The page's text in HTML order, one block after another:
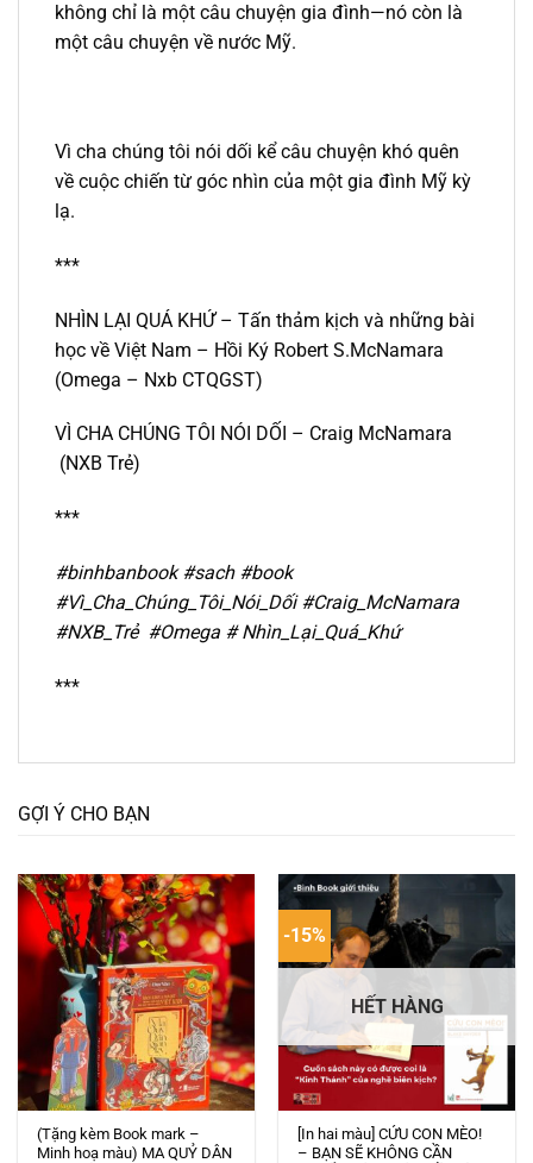
không chỉ là một câu chuyện gia đình—nó còn là
một câu chuyện về nước Mỹ.
Vì cha chúng tôi nói dối kể câu chuyện khó quên
về cuộc chiến từ góc nhìn của một gia đình Mỹ kỳ
lạ.
***
NHÌN LẠI QUÁ KHỨ – Tấn thảm kịch và những bài
học về Việt Nam – Hồi Ký Robert S.McNamara
(Omega – Nxb CTQGST)
VÌ CHA CHÚNG TÔI NÓI DỐI – Craig McNamara
(NXB Trẻ)
***
#binhbanbook #sach #book
#Vì_Cha_Chúng_Tôi_Nói_Dối #Craig_McNamara
#NXB_Trẻ #Omega # Nhìn_Lại_Quá_Khứ
***
GỢI Ý CHO BẠN
(Tặng kèm Book mark –
Minh hoạ màu) MA QUỶ DÂN
-15%
HẾT HÀNG
[In hai màu] CỨU CON MÈO!
– BẠN SẼ KHÔNG CẦN